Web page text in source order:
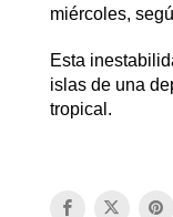
miércoles,
Esta
islas de una
tropical.